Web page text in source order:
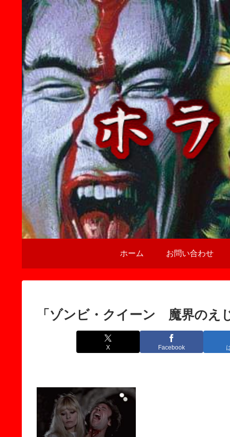
ホーム お問い合わせ
「ゾンビ・クイーン 魔界のえ
X Facebook